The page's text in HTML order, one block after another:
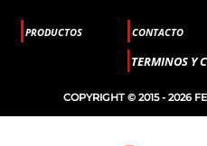
PRODUCTOS CONTACTO
TERMINOS Y
COPYRIGHT © 2015 - 2026